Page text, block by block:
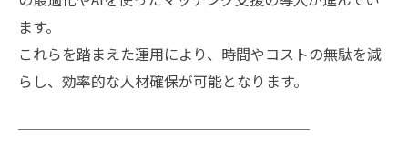
ます。
これらを踏まえた運用により、時間やコストの無駄を減
らし、効率的な人材確保が可能となります。
￣￣￣￣￣￣￣￣￣￣￣￣￣￣￣￣￣￣￣￣